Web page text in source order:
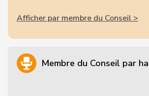
Afficher par membre du Conseil >
Membre du Conseil par